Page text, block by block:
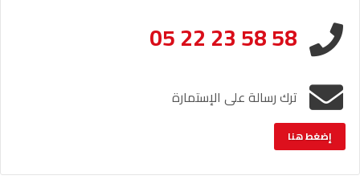
05 22 23 58 58
ترك رسالة على الإستمارة
إضغط هنا